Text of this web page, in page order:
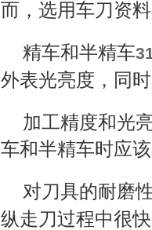
而，选用车刀资
精车和半精车
外表光亮度，同
加工精度和光
车和半精车时应
对刀具的耐磨
纵走刀过程中很